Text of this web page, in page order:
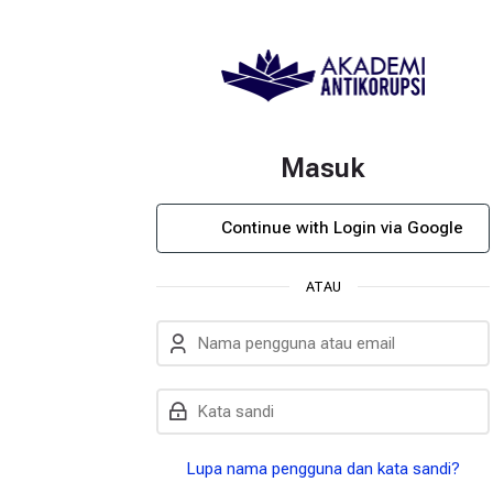
Masuk
Abaikan untuk
Masuk menggunakan
Continue with Login via Google
ATAU
Nama pengguna atau email
Kata sandi
Lupa nama pengguna dan kata sandi?